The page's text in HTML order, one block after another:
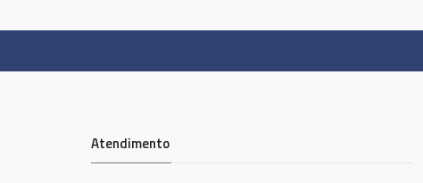
Atendimento